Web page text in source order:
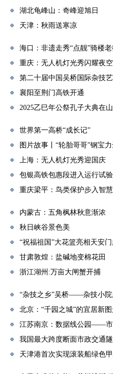
湖北龟峰山：奇峰迎旭日
天津：秋雨送寒凉
海口：非遗走秀“点靓”骑楼
重庆：无人机灯光秀闪耀夜空
第二十届中国吴桥国际杂技
襄阳至荆门高铁开通
2025乙巳年公祭孔子大典在
世界第一高桥“成长记”
图片故事丨“轮胎哥哥”钢宝
上海：无人机灯光秀迎国庆
包银高铁包惠段进入运行试
重庆梁平：鸟类保护步入智
内蒙古：五角枫林秋意渐浓
秋日峡谷景色美
“祝福祖国”大花篮亮相天安
甘肃敦煌：盐碱地变棉花田
浙江湖州:万亩大闸蟹开捕
“杂技之乡”吴桥——杂技小院
北京：“千园之城”的宜居新
江苏南京：数据线公园——市
我国最大跨度断面市政交通
天津港首次实现滚装船绿色